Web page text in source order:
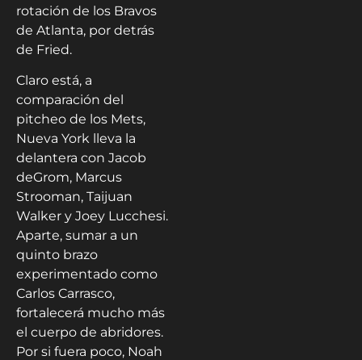
rotación de los Bravos
de Atlanta, por detrás
de Fried.
Claro está, a
comparación del
pitcheo de los Mets,
Nueva York lleva la
delantera con Jacob
deGrom, Marcus
Strooman, Taijuan
Walker y Joey Lucchesi.
Aparte, sumar a un
quinto brazo
experimentado como
Carlos Carrasco,
fortalecerá mucho más
el cuerpo de abridores.
Por si fuera poco, Noah